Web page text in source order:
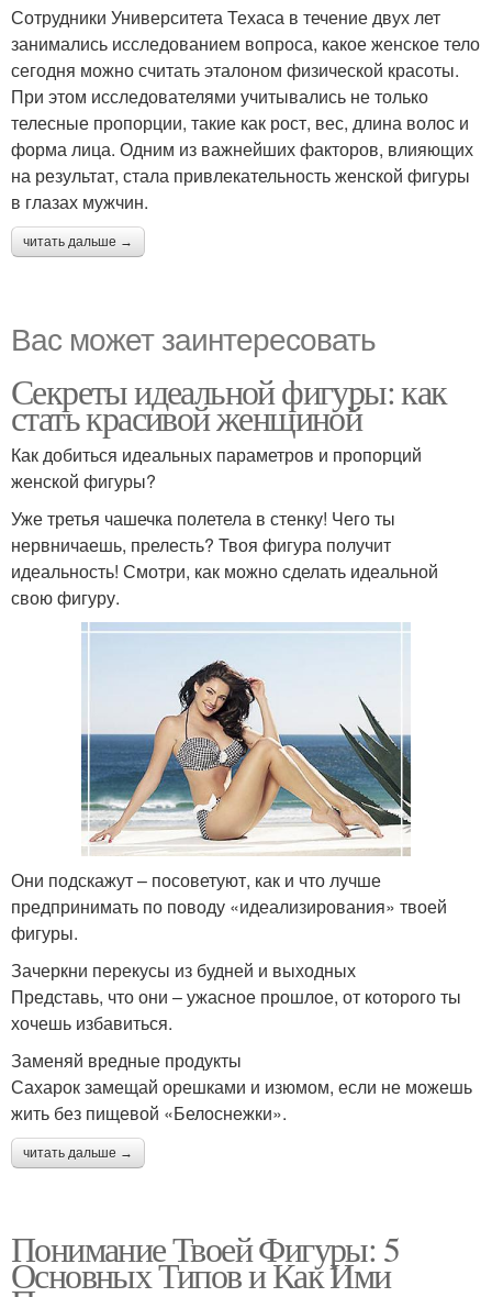
Сотрудники Университета Техаса в течение двух лет
занимались исследованием вопроса, какое женское тело
сегодня можно считать эталоном физической красоты.
При этом исследователями учитывались не только
телесные пропорции, такие как рост, вес, длина волос и
форма лица. Одним из важнейших факторов, влияющих
на результат, стала привлекательность женской фигуры
в глазах мужчин.
читать дальше →
Вас может заинтересовать
Секреты идеальной фигуры: как
стать красивой женщиной
Как добиться идеальных параметров и пропорций
женской фигуры?
Уже третья чашечка полетела в стенку! Чего ты
нервничаешь, прелесть? Твоя фигура получит
идеальность! Смотри, как можно сделать идеальной
свою фигуру.
Они подскажут – посоветуют, как и что лучше
предпринимать по поводу «идеализирования» твоей
фигуры.
Зачеркни перекусы из будней и выходных
Представь, что они – ужасное прошлое, от которого ты
хочешь избавиться.
Заменяй вредные продукты
Сахарок замещай орешками и изюмом, если не можешь
жить без пищевой «Белоснежки».
читать дальше →
Понимание Твоей Фигуры: 5
Основных Типов и Как Ими